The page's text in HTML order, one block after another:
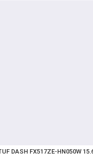
DASH FX517ZE-HN050W